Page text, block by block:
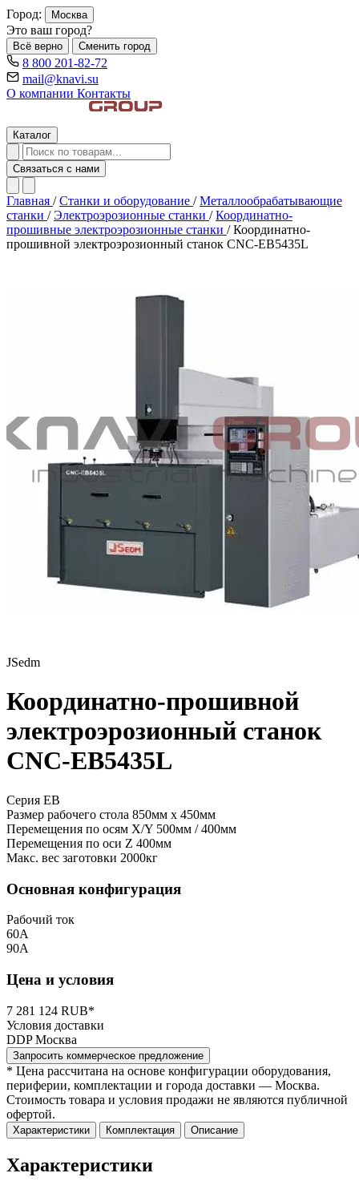
Город: Москва
Это ваш город?
Всё верно Сменить город
8 800 201-82-72
mail@knavi.su
О компании Контакты
Каталог
Связаться с нами
Главная / Станки и оборудование / Металлообрабатывающие
станки / Электроэрозионные станки / Координатно-
прошивные электроэрозионные станки / Координатно-
прошивной электроэрозионный станок CNC-EB5435L
JSedm
Координатно-прошивной
электроэрозионный станок
CNC-EB5435L
Серия EB
Размер рабочего стола 850мм x 450мм
Перемещения по осям X/Y 500мм / 400мм
Перемещения по оси Z 400мм
Макс. вес заготовки 2000кг
Основная конфигурация
Рабочий ток
60А
90А
Цена и условия
7 281 124 RUB*
Условия доставки
DDP Москва
Запросить коммерческое предложение
* Цена рассчитана на основе конфигурации оборудования,
периферии, комплектации и города доставки — Москва.
Стоимость товара и условия продажи не являются публичной
офертой.
Характеристики Комплектация Описание
Характеристики